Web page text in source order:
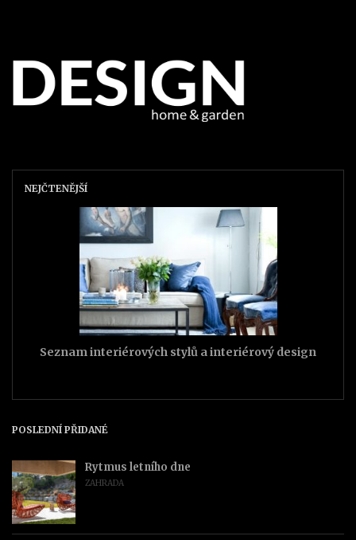
NEJČTENĚJŠÍ
Seznam interiérových stylů a interiérový design
POSLEDNÍ PŘIDANÉ
Rytmus letního dne
ZAHRADA